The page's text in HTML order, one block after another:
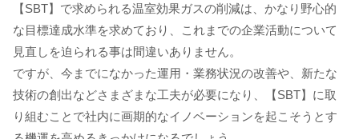
【SBT】で求められる温室効果ガスの削減は、かなり野心的
な目標達成水準を求めており、これまでの企業活動について
見直しを迫られる事は間違いありません。
ですが、今までになかった運用・業務状況の改善や、新たな
技術の創出などさまざまな工夫が必要になり、【SBT】に取
り組むことで社内に画期的なイノベーションを起こそうとす